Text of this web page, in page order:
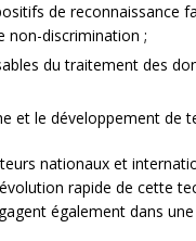
de reconnaissance
non-discrimination ;
du traitement des
et le développement de
nationaux et
rapide de cette
également dans